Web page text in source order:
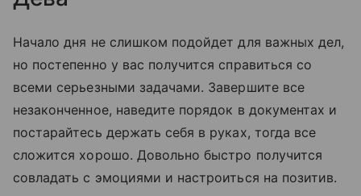
Начало дня не слишком подойдет для важных дел,
но постепенно у вас получится справиться со
всеми серьезными задачами. Завершите все
незаконченное, наведите порядок в документах и
постарайтесь держать себя в руках, тогда все
сложится хорошо. Довольно быстро получится
совладать с эмоциями и настроиться на позитив.